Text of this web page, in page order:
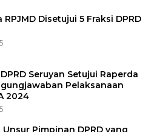
RPJMD Disetujui 5 Fraksi DPRD
Seruyan Setujui Raperda
Pelaksanaan
2024
Unsur Pimpinan DPRD yang